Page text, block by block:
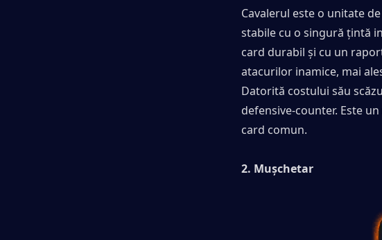
Cavalerul este o unitate
stabile cu o singură țintă
card durabil și cu un
atacurilor inamice, mai
Datorită costului său
defensive-counter. Este
card comun.
2. Muşchetar